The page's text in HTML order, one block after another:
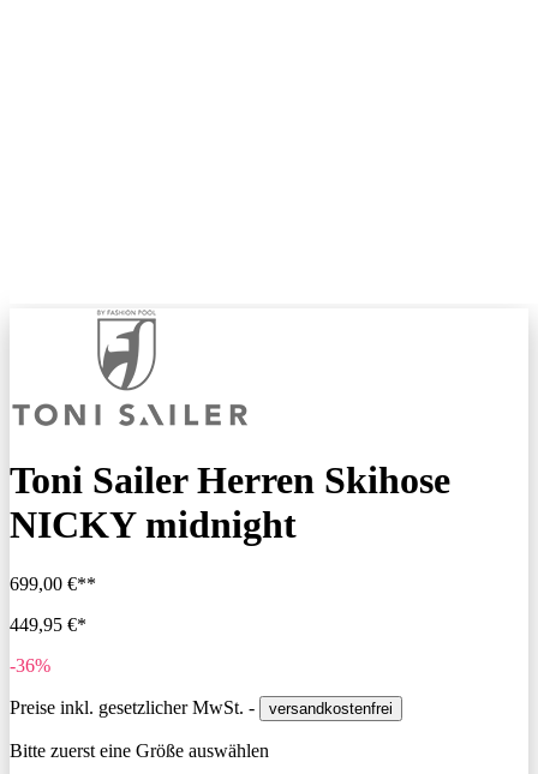
Toni Sailer Herren Skihose
NICKY midnight
699,00 €**
449,95 €*
-36%
Preise inkl. gesetzlicher MwSt. - versandkostenfrei
Bitte zuerst eine Größe auswählen